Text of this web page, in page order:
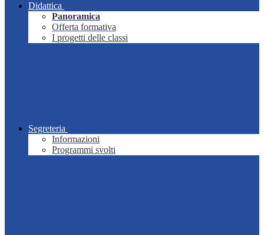
Didattica
Panoramica
Offerta formativa
I progetti delle classi
Segreteria
Informazioni
Programmi svolti